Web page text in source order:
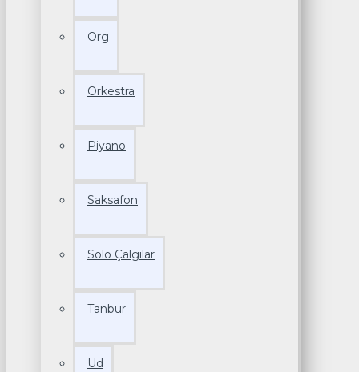
Org
Orkestra
Piyano
Saksafon
Solo Çalgılar
Tanbur
Ud